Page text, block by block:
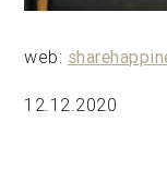
web:
12.12.2020